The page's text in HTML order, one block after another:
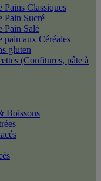
Pains Classiques
Pain Sucré
Pain Salé
pain aux Céréales
gluten
(Confitures, pâte à
Boissons